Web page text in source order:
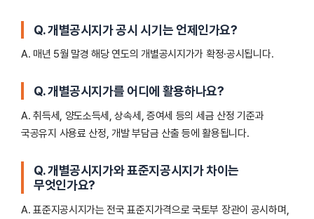
Q. 개별공시지가 공시 시기는 언제인가요?
A. 매년 5월 말경 해당 연도의 개별공시지가가 확정·공시됩니다.
Q. 개별공시지가를 어디에 활용하나요?
A. 취득세, 양도소득세, 상속세, 증여세 등의 세금 산정 기준과
국공유지 사용료 산정, 개발 부담금 산출 등에 활용됩니다.
Q. 개별공시지가와 표준지공시지가 차이는
무엇인가요?
A. 표준지공시지가는 전국 표준지가격으로 국토부 장관이 공시하며,